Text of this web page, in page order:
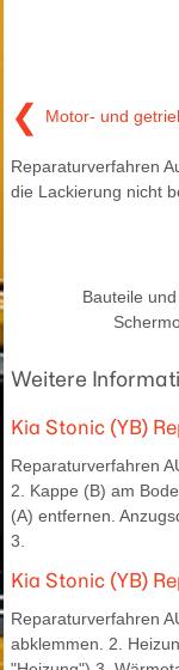
❮ Motor- und
Reparaturverfahren
die Lackierung nicht
Bauteile
Weitere
Kia Stonic (YB)
Reparaturverfahren
2. Kappe (B) am
(A) entfernen.
3.
Kia Stonic (YB)
Reparaturverfahren
abklemmen. 2.